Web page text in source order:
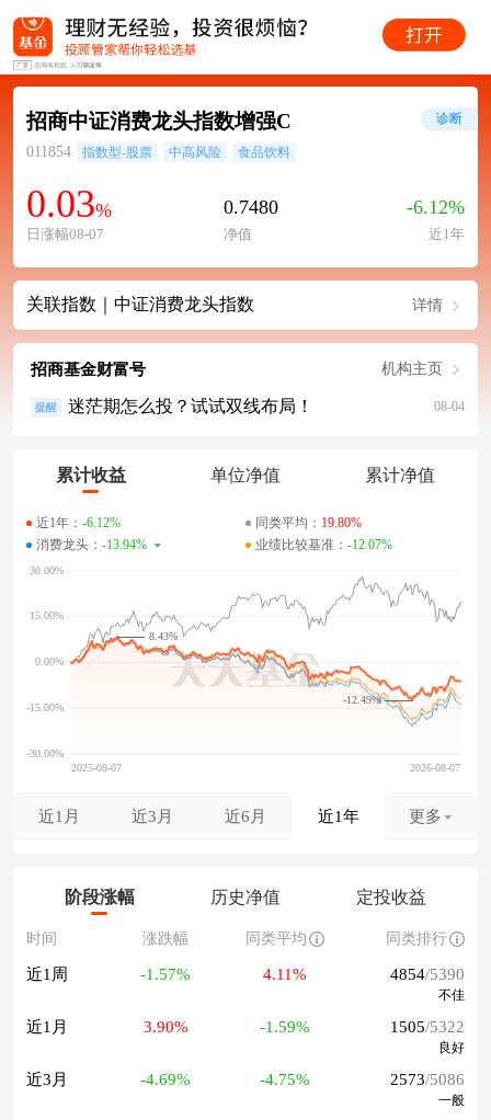
招商中证消费龙头指数增强C
011854 指数型-股票 中高风险 食品饮料
0.03%
日涨幅08-07
0.7480
净值
-6.12%
近1年
诊断
关联指数｜中证消费龙头指数 详情
招商基金财富号 机构主页
提醒 迷茫期怎么投？试试双线布局！ 08-04
累计收益 单位净值 累计净值
近1年： -6.12% 同类平均： 19.80%
消费龙头： -13.94% 业绩比较基准： -12.07%
-12.49%
8.43%
近1月 近3月 近6月 近1年 更多
阶段涨幅 历史净值 定投收益
时间 涨跌幅 同类平均 同类排行
近1周 -1.57% 4.11% 4854/5390
不佳
近1月 3.90% -1.59% 1505/5322
良好
近3月 -4.69% -4.75% 2573/5086
一般